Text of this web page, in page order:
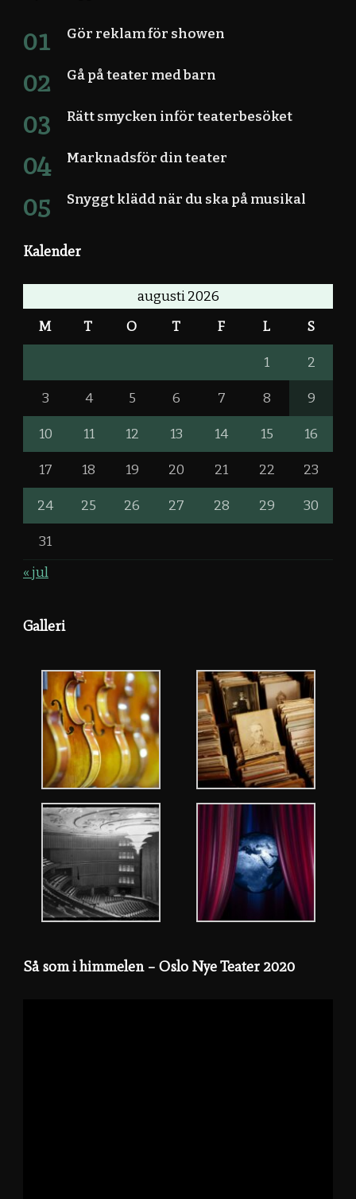
Gör reklam för showen
Gå på teater med barn
Rätt smycken inför teaterbesöket
Marknadsför din teater
Snyggt klädd när du ska på musikal
Kalender
augusti 2026
M T O T F L S
1 2
3 4 5 6 7 8 9
10 11 12 13 14 15 16
17 18 19 20 21 22 23
24 25 26 27 28 29 30
31
« jul
Galleri
Så som i himmelen – Oslo Nye Teater 2020